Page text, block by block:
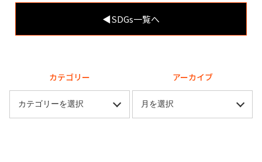
◀︎SDGs一覧へ
カテゴリー アーカイブ